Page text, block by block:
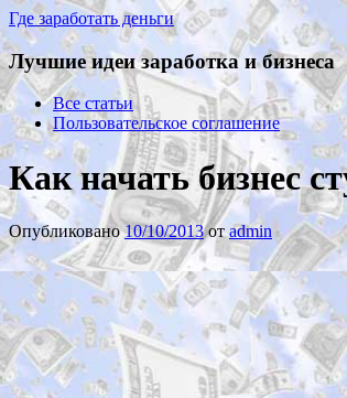
Где заработать деньги
Лучшие идеи заработка и бизнеса
Все статьи
Пользовательское соглашение
Как начать бизнес
Опубликовано10/10/2013 от admin